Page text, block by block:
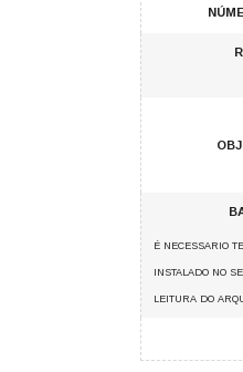
É NECESSARIO
INSTALADO NO
LEITURA DO